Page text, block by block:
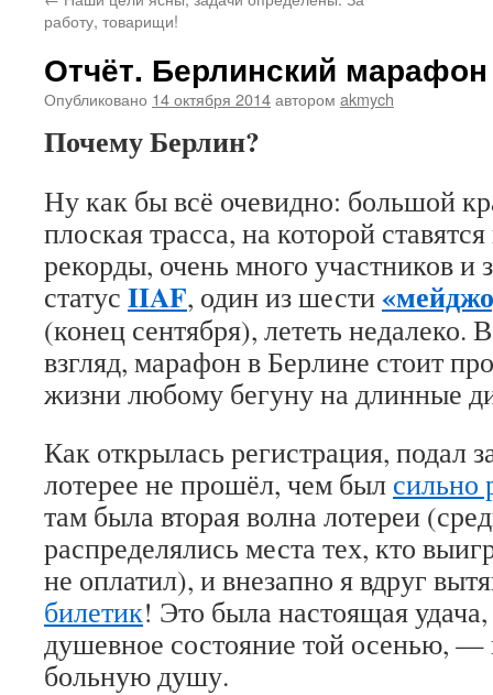
работу, товарищи!
Отчёт. Берлинский марафон
Опубликовано 14 октября 2014автором akmych
Почему Берлин?
Ну как бы всё очевидно: большой
плоская трасса, на которой
рекорды, очень много участников и
статус IIAF, один из шести
(конец сентября), лететь
взгляд, марафон в Берлине стоит
жизни любому бегуну на длинные
Как открылась регистрация, подал
лотерее не прошёл, чем был сильно
там была вторая волна лотереи
распределялись места тех, кто
не оплатил), и внезапно я вдруг
билетик! Это была настоящая
душевное состояние той осенью, —
больную душу.